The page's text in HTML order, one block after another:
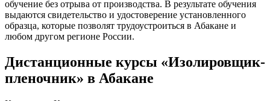
обучение без отрыва от производства. В результате обучения
выдаются свидетельство и удостоверение установленного
образца, которые позволят трудоустроиться в Абакане и
любом другом регионе России.
Дистанционные курсы «Изолировщик-
пленочник» в Абакане